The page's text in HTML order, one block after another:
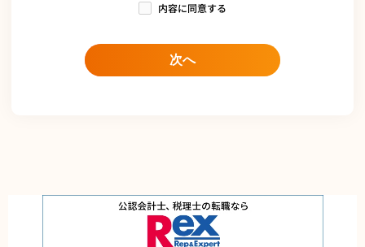
個人情報は、有料職業紹介事業、労働者派遣事業、求人広告媒体事業、人材業務委
利用目的の達成に必要な範囲を超えて取扱いません。また、そのために必要な措置
個人情報保護に関する法令、国が定める指針及びその他の規範を遵守します。
載することにより、いつでもどなたにも入手可能な措置を取るものとします。
個人情報保護管理方針に関するお問い合わせは、下記で受け付けております。
内容に同意する
次へ